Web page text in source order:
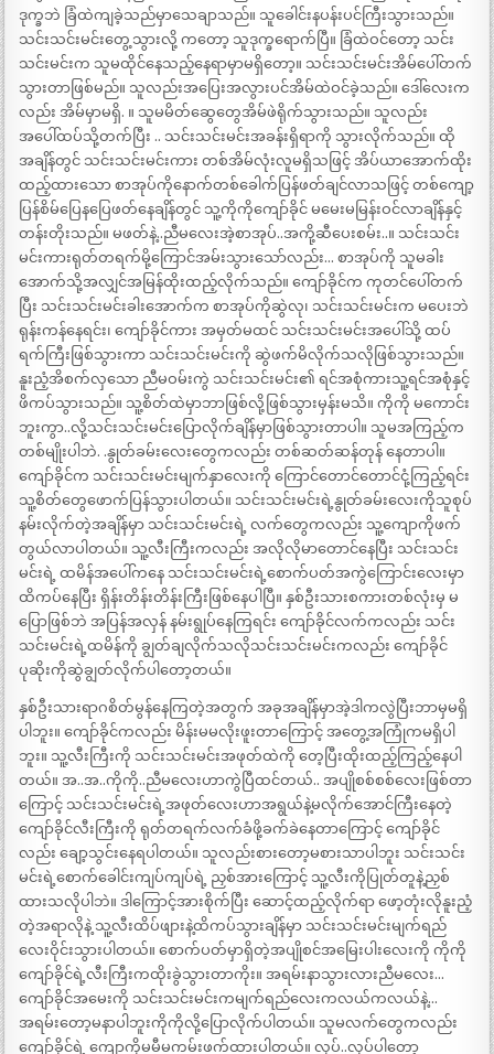
ဒုက္ခဘဲ ခြံထဲကျခဲ့သည်မှာသေချာသည်။ သူခေါင်းနပန်းပင်ကြီးသွားသည်။
သင်းသင်းမင်းတွေ့သွားလို့ ကတော့ သူဒုက္ခရောက်ပြီ။ ခြံထဲဝင်တော့ သင်း
သင်းမင်းက သူမထိုင်နေသည့်နေရာမှာမရှိတော့။ သင်းသင်းမင်းအိမ်ပေါ်တက်
သွားတာဖြစ်မည်။ သူလည်းအပြေးအလွားပင်အိမ်ထဲဝင်ခဲ့သည်။ ဒေါ်လေးက
လည်း အိမ်မှာမရှိ. ။ သူမမိတ်ဆွေတွေအိမ်ဖဲရိုက်သွားသည်။ သူလည်း
အပေါ်ထပ်သို့တက်ပြီး .. သင်းသင်းမင်းအခန်းရှိရာကို သွားလိုက်သည်။ ထို
အချိန်တွင် သင်းသင်းမင်းကား တစ်အိမ်လုံးလူမရှိသဖြင့် အိပ်ယာအောက်ထိုး
ထည့်ထားသော စာအုပ်ကိုနောက်တစ်ခေါက်ပြန်ဖတ်ချင်လာသဖြင့် တစ်ကျော့
ပြန်စိမ်ပြေနပြေဖတ်နေချိန်တွင် သူ့ကိုကိုကျော်ခိုင် မမေးမမြန်းဝင်လာချိန်နှင့်
တန်းတိုးသည်။ မဖတ်နဲ့..ညီမလေးအဲ့စာအုပ်..အကို့ဆီပေးစမ်း..။ သင်းသင်း
မင်းကားရုတ်တရက်မို့ကြောင်အမ်းသွားသော်လည်း… စာအုပ်ကို သူမခါး
အောက်သို့အလျှင်အမြန်ထိုးထည့်လိုက်သည်။ ကျော်ခိုင်က ကုတင်ပေါ်တက်
ပြီး သင်းသင်းမင်းခါးအောက်က စာအုပ်ကိုဆွဲလု၊ သင်းသင်းမင်းက မပေးဘဲ
ရုန်းကန်နေရင်း၊ ကျော်ခိုင်ကား အမှတ်မထင် သင်းသင်းမင်းအပေါ်သို့ ထပ်
ရက်ကြီးဖြစ်သွားကာ သင်းသင်းမင်းကို ဆွဲဖက်မိလိုက်သလိုဖြစ်သွားသည်။
နူးညံ့အိစက်လှသော ညီမဝမ်းကွဲ သင်းသင်းမင်း၏ ရင်အစုံကားသူ့ရင်အစုံနှင့်
ဖိကပ်သွားသည်။ သူ့စိတ်ထဲမှာဘာဖြစ်လို့ဖြစ်သွားမှန်းမသိ။ ကိုကို မကောင်း
ဘူးကွာ..လို့သင်းသင်းမင်းပြောလိုက်ချိန်မှာဖြစ်သွားတာပါ။ သူမအကြည့်က
တစ်မျိုးပါဘဲ. .နွုတ်ခမ်းလေးတွေကလည်း တစ်ဆတ်ဆန်တုန် နေတာပါ။
ကျော်ခိုင်က သင်းသင်းမင်းမျက်နှာလေးကို ကြောင်တောင်တောင်ငုံ့ကြည့်ရင်း
သူ့စိတ်တွေဖောက်ပြန်သွားပါတယ်။ သင်းသင်းမင်းရဲ့နွုတ်ခမ်းလေးကိုသူစုပ်
နမ်းလိုက်တဲ့အချိန်မှာ သင်းသင်းမင်းရဲ့ လက်တွေကလည်း သူ့ကျောကိုဖက်
တွယ်လာပါတယ်။ သူ့လီးကြီးကလည်း အလိုလိုမာတောင်နေပြီး သင်းသင်း
မင်းရဲ့ ထမိန်အပေါ်ကနေ သင်းသင်းမင်းရဲ့စောက်ပတ်အကွဲကြောင်းလေးမှာ
ထိကပ်နေပြီး ရှိန်းတိန်းတိန်းကြီးဖြစ်နေပါပြီ။ နှစ်ဦးသားစကားတစ်လုံးမှ မ
ပြောဖြစ်ဘဲ အပြန်အလှန် နမ်းရွုပ်နေကြရင်း ကျော်ခိုင်လက်ကလည်း သင်း
သင်းမင်းရဲ့ထမိန်ကို ချွတ်ချလိုက်သလိုသင်းသင်းမင်းကလည်း ကျော်ခိုင်
ပုဆိုးကိုဆွဲချွတ်လိုက်ပါတော့တယ်။
နှစ်ဦးသားရာဂစိတ်မွန်နေကြတဲ့အတွက် အခုအချိန်မှာအဲ့ဒါကလွဲပြီးဘာမှမရှိ
ပါဘူး။ ကျော်ခိုင်ကလည်း မိန်းမမလိုးဖူးတာကြောင့် အတွေ့အကြုံကမရှိပါ
ဘူး။ သူ့လီးကြီးကို သင်းသင်းမင်းအဖုတ်ထဲကို တေ့ပြီးထိုးထည့်ကြည့်နေပါ
တယ်။ အ..အ..ကိုကို..ညီမလေးဟာကွဲပြီထင်တယ်.. အပျိုစစ်စစ်လေးဖြစ်တာ
ကြောင့် သင်းသင်းမင်းရဲ့အဖုတ်လေးဟာအရွယ်နဲ့မလိုက်အောင်ကြီးနေတဲ့
ကျော်ခိုင်လီးကြီးကို ရုတ်တရက်လက်ခံဖို့ခက်ခဲနေတာကြောင့် ကျော်ခိုင်
လည်း ချော့သွင်းနေရပါတယ်။ သူလည်းစားတော့မစားသာပါဘူး သင်းသင်း
မင်းရဲ့စောက်ခေါင်းကျပ်ကျပ်ရဲ့ ညှစ်အားကြောင့် သူ့လီးကိုပြုတ်တူနဲ့ညှစ်
ထားသလိုပါဘဲ။ ဒါကြောင့်အားစိုက်ပြီး ဆောင့်ထည့်လိုက်ရာ ဖော့တုံးလိုနူးညံ့
တဲ့အရာလိုနဲ့ သူ့လီးထိပ်ဖျားနဲ့ထိကပ်သွားချိန်မှာ သင်းသင်းမင်းမျက်ရည်
လေးဝိုင်းသွားပါတယ်။ စောက်ပတ်မှာရှိတဲ့အပျိုစင်အမြေးပါးလေးကို ကိုကို
ကျော်ခိုင်ရဲ့လီးကြီးကထိုးခွဲသွားတာကိုး။ အရမ်းနာသွားလားညီမလေး…
ကျော်ခိုင်အမေးကို သင်းသင်းမင်းကမျက်ရည်လေးကလယ်ကလယ်နဲ့…
အရမ်းတော့မနာပါဘူးကိုကိုလို့ပြောလိုက်ပါတယ်။ သူမလက်တွေကလည်း
ကျော်ခိုင်ရဲ့ ကျောကိုမမီမကမ်းဖက်ထားပါတယ်။ လုပ်..လုပ်ပါတော့